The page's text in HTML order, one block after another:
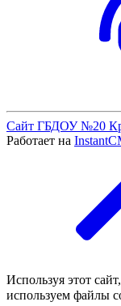
Сайт ГБДОУ №20
Работает на
Используя этот
используем файлы